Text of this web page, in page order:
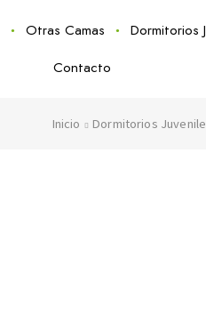
Otras Camas Dormitorios
Contacto
Inicio Dormitorios